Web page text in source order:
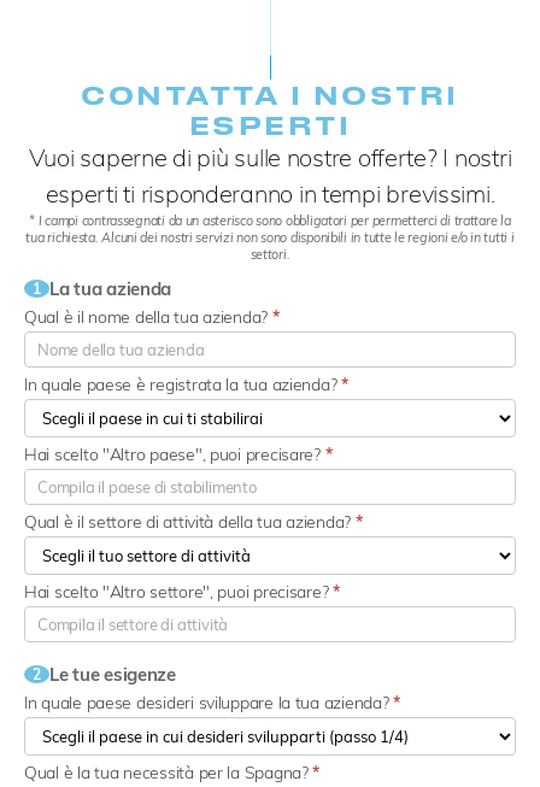
CONTATTA I NOSTRI
ESPERTI
Vuoi saperne di più sulle nostre offerte? I nostri
esperti ti risponderanno in tempi brevissimi.
* I campi contrassegnati da un asterisco sono obbligatori per permetterci di trattare la
tua richiesta. Alcuni dei nostri servizi non sono disponibili in tutte le regioni e/o in tutti i
settori.
1 La tua azienda
Qual è il nome della tua azienda? *
In quale paese è registrata la tua azienda?*
Qual è il settore di attività della tua azienda? *
Hai scelto "Altro paese", puoi precisare? *
Hai scelto "Altro settore", puoi precisare?*
2 Le tue esigenze
In quale paese desideri sviluppare la tua azienda?*
Qual è la tua necessità per la Spagna?*